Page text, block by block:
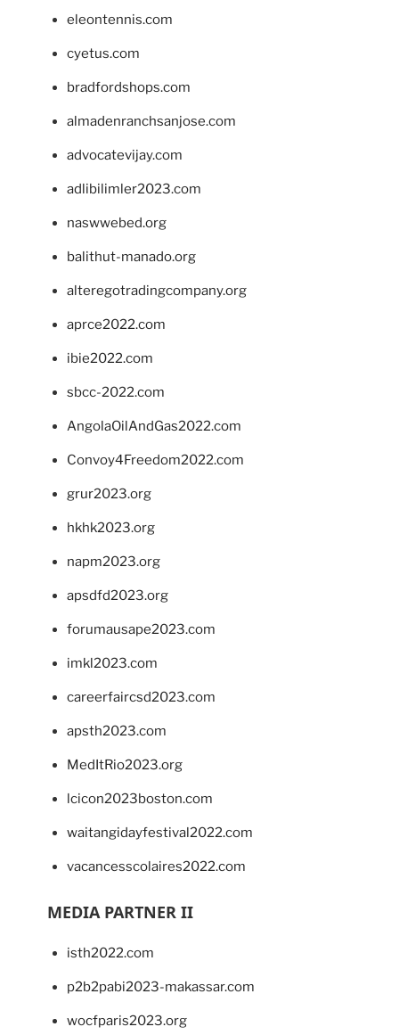
eleontennis.com
cyetus.com
bradfordshops.com
almadenranchsanjose.com
advocatevijay.com
adlibilimler2023.com
naswwebed.org
balithut-manado.org
alteregotradingcompany.org
aprce2022.com
ibie2022.com
sbcc-2022.com
AngolaOilAndGas2022.com
Convoy4Freedom2022.com
grur2023.org
hkhk2023.org
napm2023.org
apsdfd2023.org
forumausape2023.com
imkl2023.com
careerfaircsd2023.com
apsth2023.com
MedItRio2023.org
lcicon2023boston.com
waitangidayfestival2022.com
vacancesscolaires2022.com
MEDIA PARTNER II
isth2022.com
p2b2pabi2023-makassar.com
wocfparis2023.org